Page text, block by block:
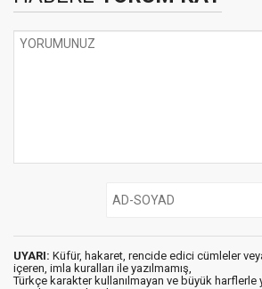
UYARI: Küfür, hakaret, rencide edici cümleler
içeren, imla kuralları ile yazılmamış,
Türkçe karakter kullanılmayan ve büyük harflerle